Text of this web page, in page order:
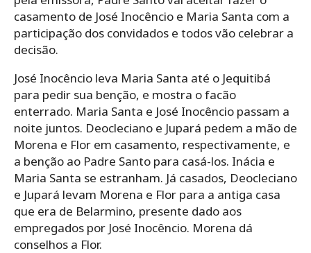
casamento de José Inocêncio e Maria Santa com a
participação dos convidados e todos vão celebrar a
decisão.
José Inocêncio leva Maria Santa até o Jequitibá
para pedir sua benção, e mostra o facão
enterrado. Maria Santa e José Inocêncio passam a
noite juntos. Deocleciano e Jupará pedem a mão de
Morena e Flor em casamento, respectivamente, e
a benção ao Padre Santo para casá-los. Inácia e
Maria Santa se estranham. Já casados, Deocleciano
e Jupará levam Morena e Flor para a antiga casa
que era de Belarmino, presente dado aos
empregados por José Inocêncio. Morena dá
conselhos a Flor.